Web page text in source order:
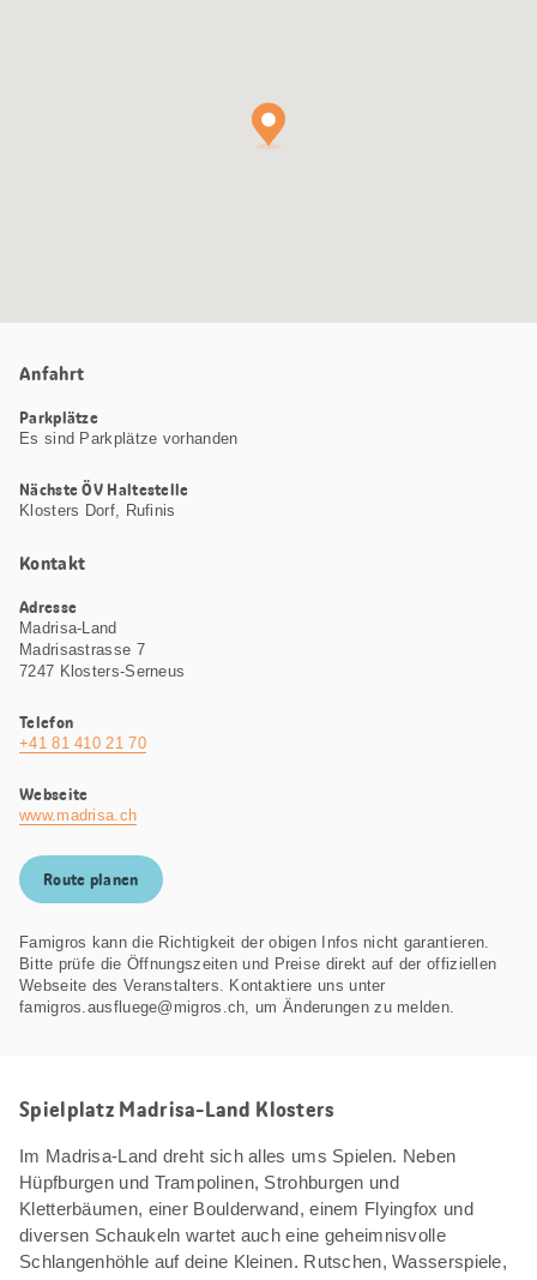
Anfahrt
Parkplätze
Es sind Parkplätze vorhanden
Nächste ÖV Haltestelle
Klosters Dorf, Rufinis
Kontakt
Adresse
Madrisa-Land
Madrisastrasse 7
7247 Klosters-Serneus
Telefon
+41 81 410 21 70
Webseite
www.madrisa.ch
Route planen
Famigros kann die Richtigkeit der obigen Infos nicht garantieren.
Bitte prüfe die Öffnungszeiten und Preise direkt auf der offiziellen
Webseite des Veranstalters. Kontaktiere uns unter
famigros.ausfluege@migros.ch, um Änderungen zu melden.
Spielplatz Madrisa-Land Klosters
Im Madrisa-Land dreht sich alles ums Spielen. Neben
Hüpfburgen und Trampolinen, Strohburgen und
Kletterbäumen, einer Boulderwand, einem Flyingfox und
diversen Schaukeln wartet auch eine geheimnisvolle
Schlangenhöhle auf deine Kleinen. Rutschen, Wasserspiele,